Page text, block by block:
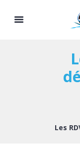
Les